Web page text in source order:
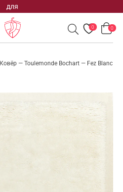
для
0 0
Ковёр — Toulemonde Bochart — Fez Blanc